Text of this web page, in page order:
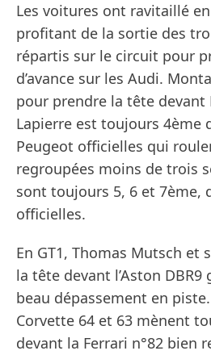
Les voitures ont ravitaillé
profitant de la sortie des
répartis sur le circuit pour
d’avance sur les Audi.
pour prendre la tête devant
Lapierre est toujours 4ème
Peugeot officielles qui
regroupées moins de trois
sont toujours 5, 6 et 7ème,
officielles.
En GT1, Thomas Mutsch et
la tête devant l’Aston DBR9
beau dépassement en
Corvette 64 et 63 mènent
devant la Ferrari n°82 bien